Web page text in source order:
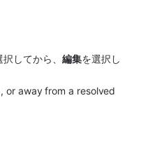
択してから、 編集を選択し
or away from a resolved